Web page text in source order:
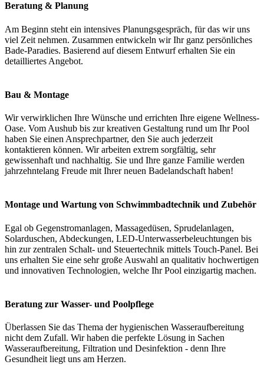
Beratung & Planung
Am Beginn steht ein intensives Planungsgespräch, für das wir uns
viel Zeit nehmen. Zusammen entwickeln wir Ihr ganz persönliches
Bade-Paradies. Basierend auf diesem Entwurf erhalten Sie ein
detailliertes Angebot.
Bau & Montage
Wir verwirklichen Ihre Wünsche und errichten Ihre eigene Wellness-
Oase. Vom Aushub bis zur kreativen Gestaltung rund um Ihr Pool
haben Sie einen Ansprechpartner, den Sie auch jederzeit
kontaktieren können. Wir arbeiten extrem sorgfältig, sehr
gewissenhaft und nachhaltig. Sie und Ihre ganze Familie werden
jahrzehntelang Freude mit Ihrer neuen Badelandschaft haben!
Montage und Wartung von Schwimmbadtechnik und Zubehör
Egal ob Gegenstromanlagen, Massagedüsen, Sprudelanlagen,
Solarduschen, Abdeckungen, LED-Unterwasserbeleuchtungen bis
hin zur zentralen Schalt- und Steuertechnik mittels Touch-Panel. Bei
uns erhalten Sie eine sehr große Auswahl an qualitativ hochwertigen
und innovativen Technologien, welche Ihr Pool einzigartig machen.
Beratung zur Wasser- und Poolpflege
Überlassen Sie das Thema der hygienischen Wasseraufbereitung
nicht dem Zufall. Wir haben die perfekte Lösung in Sachen
Wasseraufbereitung, Filtration und Desinfektion - denn Ihre
Gesundheit liegt uns am Herzen.